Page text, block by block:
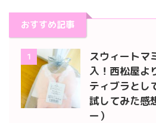
おすすめ記事
1
スウィートマ
入！西松屋よ
ティブラとし
試してみた感
ー）